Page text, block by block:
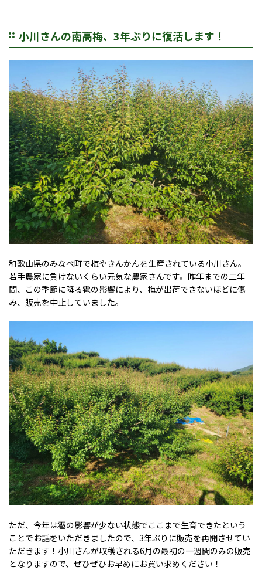
小川さんの南高梅、3年ぶりに復活します！
和歌山県のみなべ町で梅やきんかんを生産されている小川さん。
若手農家に負けないくらい元気な農家さんです。昨年までの二年
間、この季節に降る雹の影響により、梅が出荷できないほどに傷
み、販売を中止していました。
ただ、今年は雹の影響が少ない状態でここまで生育できたという
ことでお話をいただきましたので、3年ぶりに販売を再開させてい
ただきます！小川さんが収穫される6月の最初の一週間のみの販売
となりますので、ぜひぜひお早めにお買い求めください！